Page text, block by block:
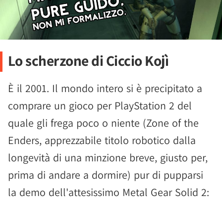
Lo scherzone di Ciccio Kojì
È il 2001. Il mondo intero si è precipitato a
comprare un gioco per PlayStation 2 del
quale gli frega poco o niente (Zone of the
Enders, apprezzabile titolo robotico dalla
longevità di una minzione breve, giusto per,
prima di andare a dormire) pur di pupparsi
la demo dell'attesissimo Metal Gear Solid 2: